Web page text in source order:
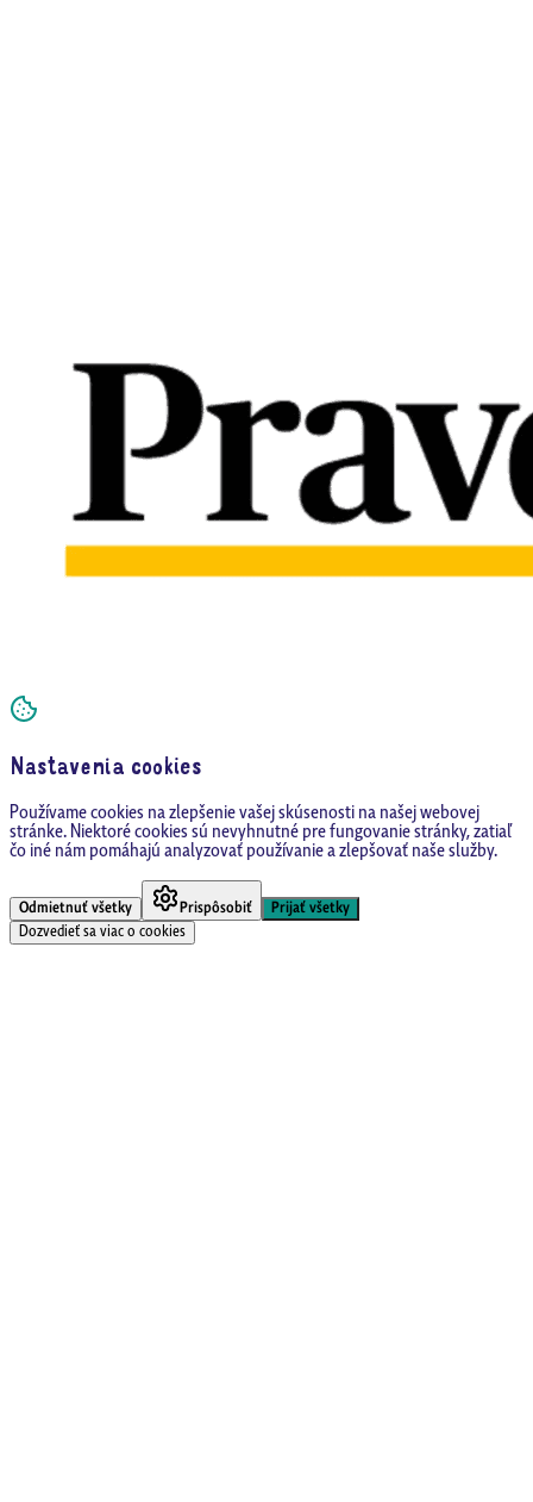
Nastavenia cookies
Používame cookies na zlepšenie vašej skúsenosti na našej webovej
stránke. Niektoré cookies sú nevyhnutné pre fungovanie stránky, zatiaľ
čo iné nám pomáhajú analyzovať používanie a zlepšovať naše služby.
Odmietnuť všetky Prispôsobiť
Prijať všetky
Dozvedieť sa viac o cookies